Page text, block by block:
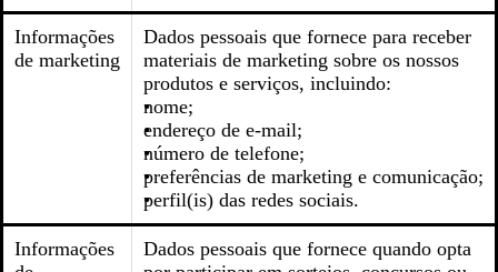
Informações
de marketing
Dados pessoais que fornece para receber
materiais de marketing sobre os nossos
produtos e serviços, incluindo:
nome;
endereço de e-mail;
número de telefone;
preferências de marketing e comunicação;
perfil(is) das redes sociais.
Informações
Dados pessoais que fornece quando opta